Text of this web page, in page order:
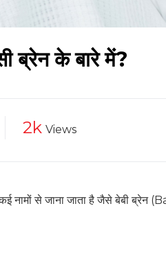
ब्रेन के बारे में?
2k Views
से जाना जाता है जैसे बेबी ब्रेन